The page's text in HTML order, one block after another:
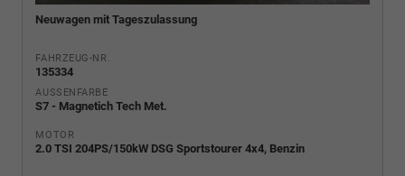
Neuwagen mit Tageszulassung
FAHRZEUG-NR.
135334
AUSSENFARBE
S7 - Magnetich Tech Met.
MOTOR
2.0 TSI 204PS/150kW DSG Sportstourer 4x4, Benzin